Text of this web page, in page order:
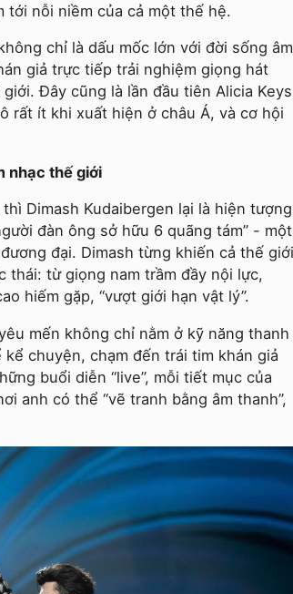
tới nỗi niềm của cả một thế hệ.
chỉ là dấu mốc lớn với đời sống âm
giả trực tiếp trải nghiệm giọng hát
Đây cũng là lần đầu tiên Alicia Keys
rất ít khi xuất hiện ở châu Á, và cơ hội
nhạc thế giới
Dimash Kudaibergen lại là hiện tượng
đàn ông sở hữu 6 quãng tám” - một
đại. Dimash từng khiến cả thế giới
thái: từ giọng nam trầm đầy nội lực,
hiếm gặp, “vượt giới hạn vật lý”.
mến không chỉ nằm ở kỹ năng thanh
chuyện, chạm đến trái tim khán giả
buổi diễn “live”, mỗi tiết mục của
anh có thể “vẽ tranh bằng âm thanh”,